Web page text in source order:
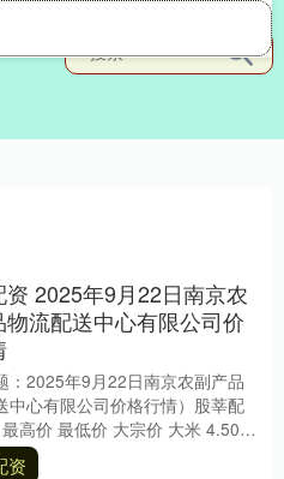
资 2025年9月22日南京农
物流配送中心有限公司价
：2025年9月22日南京农副产品
中心有限公司价格行情）股莘配
高价 最低价 大宗价 大米 4.50
大白菜 2.....
资